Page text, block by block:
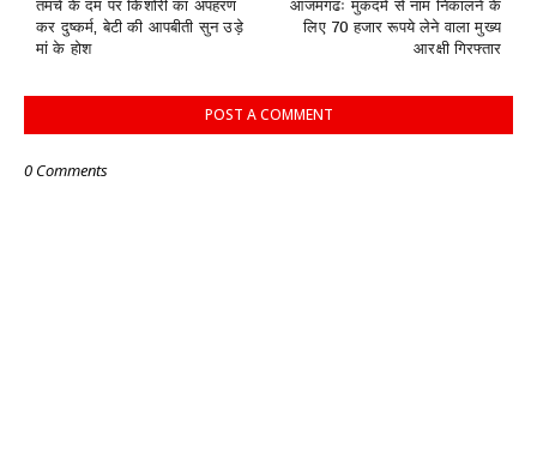
आजमगढः मुकदमे से नाम निकालने के
लिए 70 हजार रूपये लेने वाला मुख्य
आरक्षी गिरफ्तार
तमंचे के दम पर किशोरी का अपहरण
कर दुष्कर्म, बेटी की आपबीती सुन उड़े
मां के होश
POST A COMMENT
0 Comments